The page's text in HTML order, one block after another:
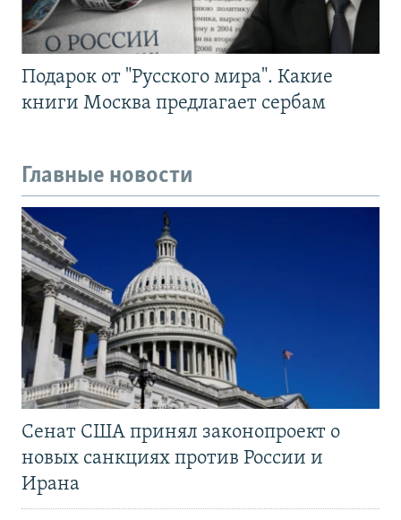
Подарок от "Русского мира". Какие
книги Москва предлагает сербам
Главные новости
Сенат США принял законопроект о
новых санкциях против России и
Ирана